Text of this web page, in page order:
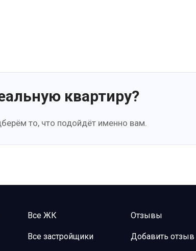
квартиру?
то, что подойдёт именно вам.
Все ЖК
Все застройщики
Отзывы
Добавить отзыв